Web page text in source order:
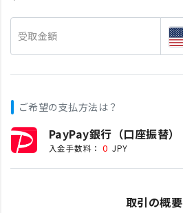
受取金額
ご希望の支払方法は？
PayPay銀行（口座振替）
入金手数料： 0 JPY
取引の概要